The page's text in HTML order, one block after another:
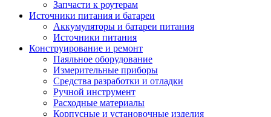
Запчасти к роутерам
Источники питания и батареи
Аккумуляторы и батареи питания
Источники питания
Конструирование и ремонт
Паяльное оборудование
Измерительные приборы
Средства разработки и отладки
Ручной инструмент
Расходные материалы
Корпусные и установочные изделия